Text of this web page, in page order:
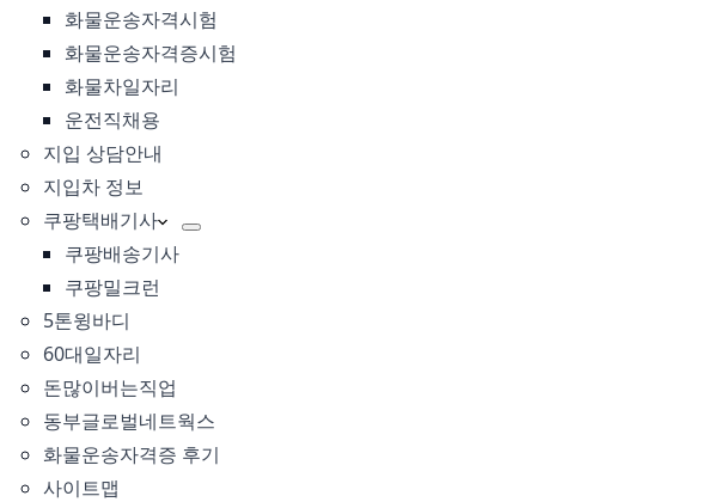
화물운송자격시험
화물운송자격증시험
화물차일자리
운전직채용
지입 상담안내
지입차 정보
쿠팡택배기사
쿠팡배송기사
쿠팡밀크런
5톤윙바디
60대일자리
돈많이버는직업
동부글로벌네트웍스
화물운송자격증 후기
사이트맵